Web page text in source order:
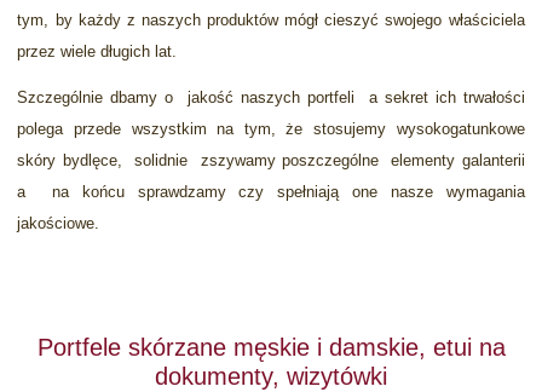
tym, by każdy z naszych produktów mógł cieszyć swojego właściciela
przez wiele długich lat.
Szczególnie dbamy o jakość naszych portfeli a sekret ich trwałości
polega przede wszystkim na tym, że stosujemy wysokogatunkowe
skóry bydlęce, solidnie zszywamy poszczególne elementy galanterii
a na końcu sprawdzamy czy spełniają one nasze wymagania
jakościowe.
Portfele skórzane męskie i damskie, etui na
dokumenty, wizytówki